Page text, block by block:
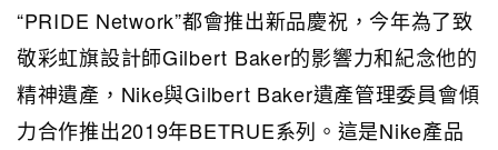
“PRIDE Network”都會推出新品慶祝，今年為了致
敬彩虹旗設計師Gilbert Baker的影響力和紀念他的
精神遺產，Nike與Gilbert Baker遺產管理委員會傾
力合作推出2019年BETRUE系列。這是Nike產品